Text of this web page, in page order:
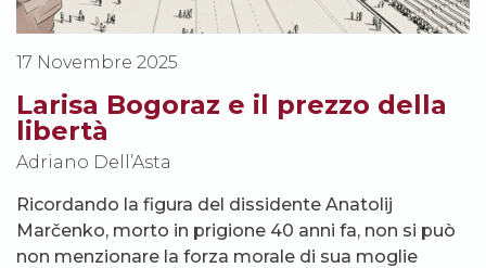
17 Novembre 2025
Larisa Bogoraz e il prezzo della
libertà
Adriano Dell’Asta
Ricordando la figura del dissidente Anatolij
Marčenko, morto in prigione 40 anni fa, non si può
non menzionare la forza morale di sua moglie